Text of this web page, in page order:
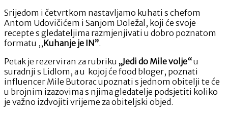
Srijedom i četvrtkom nastavljamo kuhati s chefom
Antom Udovičićem i Sanjom Doležal, koji će svoje
recepte s gledateljima razmjenjivati u dobro poznatom
formatu ,,Kuhanje je IN”.
Petak je rezerviran za rubriku „Jedi do Mile volje“u
suradnji s Lidlom, a u kojoj će food bloger, poznati
influencer Mile Butorac upoznati s jednom obitelji te će
u brojnim izazovima s njima gledatelje podsjetiti koliko
je važno izdvojiti vrijeme za obiteljski objed.